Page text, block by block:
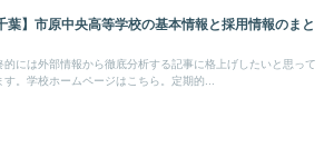
葉】市原中央高等学校の基本情報と採用情報のまと
的には外部情報から徹底分析する記事に格上げしたいと思って
す。学校ホームページはこちら。定期的...